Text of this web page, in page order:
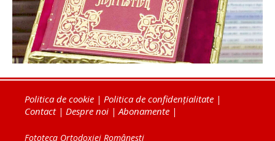
Politica de cookie | Politica de confidențialitate |
Contact| Despre noi | Abonamente |
Fototeca Ortodoxiei Românești